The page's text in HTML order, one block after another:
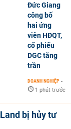
Đức Giang
công bố
hai ứng
viên HĐQT,
cổ phiếu
DGC tăng
trần
DOANH NGHIỆP -
1 phút trước
bị hủy tư